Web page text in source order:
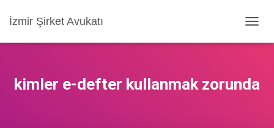
İzmir Şirket Avukatı
AÇ/
kimler e-defter kullanmak zorunda